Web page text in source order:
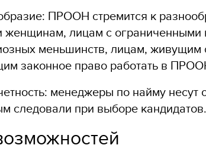
ПРООН стремится к
женщинам, лицам с ограниченными
меньшинств, лицам,
законное право работать в
менеджеры по найму несут
следовали при выборе кандидатов.